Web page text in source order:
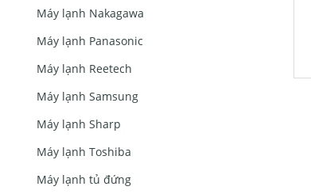
Máy lạnh Nakagawa
Máy lạnh Panasonic
Máy lạnh Reetech
Máy lạnh Samsung
Máy lạnh Sharp
Máy lạnh Toshiba
Máy lạnh tủ đứng